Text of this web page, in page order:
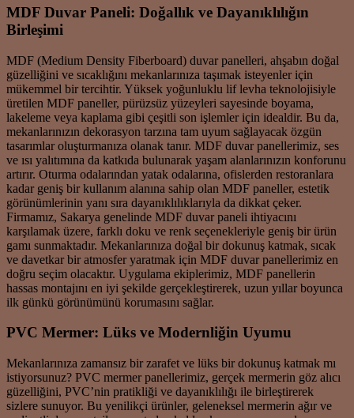
MDF Duvar Paneli: Doğallık ve Dayanıklılığın
Birleşimi
MDF (Medium Density Fiberboard) duvar panelleri, ahşabın doğal
güzelliğini ve sıcaklığını mekanlarınıza taşımak isteyenler için
mükemmel bir tercihtir. Yüksek yoğunluklu lif levha teknolojisiyle
üretilen MDF paneller, pürüzsüz yüzeyleri sayesinde boyama,
lakeleme veya kaplama gibi çeşitli son işlemler için idealdir. Bu da,
mekanlarınızın dekorasyon tarzına tam uyum sağlayacak özgün
tasarımlar oluşturmanıza olanak tanır. MDF duvar panellerimiz, ses
ve ısı yalıtımına da katkıda bulunarak yaşam alanlarınızın konforunu
artırır. Oturma odalarından yatak odalarına, ofislerden restoranlara
kadar geniş bir kullanım alanına sahip olan MDF paneller, estetik
görünümlerinin yanı sıra dayanıklılıklarıyla da dikkat çeker.
Firmamız, Sakarya genelinde MDF duvar paneli ihtiyacını
karşılamak üzere, farklı doku ve renk seçenekleriyle geniş bir ürün
gamı sunmaktadır. Mekanlarınıza doğal bir dokunuş katmak, sıcak
ve davetkar bir atmosfer yaratmak için MDF duvar panellerimiz en
doğru seçim olacaktır. Uygulama ekiplerimiz, MDF panellerin
hassas montajını en iyi şekilde gerçekleştirerek, uzun yıllar boyunca
ilk günkü görünümünü korumasını sağlar.
PVC Mermer: Lüks ve Modernliğin Uyumu
Mekanlarınıza zamansız bir zarafet ve lüks bir dokunuş katmak mı
istiyorsunuz? PVC mermer panellerimiz, gerçek mermerin göz alıcı
güzelliğini, PVC’nin pratikliği ve dayanıklılığı ile birleştirerek
sizlere sunuyor. Bu yenilikçi ürünler, geleneksel mermerin ağır ve